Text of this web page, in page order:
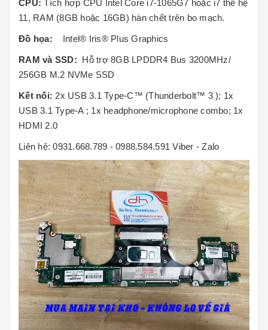
CPU:Tích hợp CPU Intel Core i7-1065G7 hoặc i7 thế hệ
11, RAM (8GB hoặc 16GB) hàn chết trên bo mạch.
Đồ họa: Intel® Iris® Plus Graphics
RAM và SSD: Hỗ trợ 8GB LPDDR4 Bus 3200MHz/
256GB M.2 NVMe SSD
Kết nối: 2x USB 3.1 Type-C™ (Thunderbolt™ 3 ); 1x
USB 3.1 Type-A ; 1x headphone/microphone combo; 1x
HDMI 2.0
Liên hệ: 0931.668.789 - 0988.584.591 Viber - Zalo